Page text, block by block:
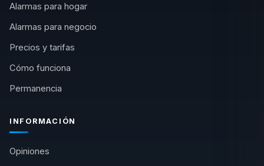
Alarmas para hogar
Alarmas para negocio
Precios y tarifas
Cómo funciona
Permanencia
INFORMACIÓN
Opiniones